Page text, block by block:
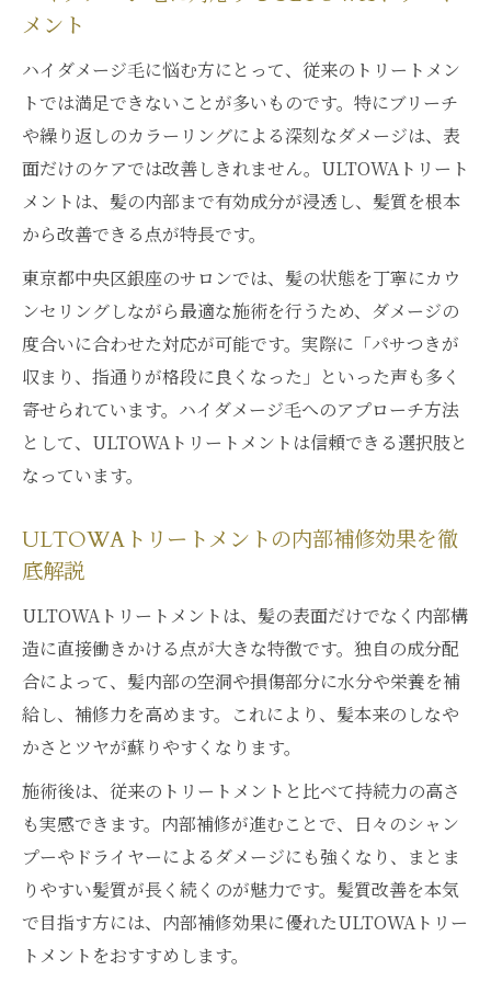
メント
ハイダメージ毛に悩む方にとって、従来のトリートメン
トでは満足できないことが多いものです。特にブリーチ
や繰り返しのカラーリングによる深刻なダメージは、表
面だけのケアでは改善しきれません。ULTOWAトリート
メントは、髪の内部まで有効成分が浸透し、髪質を根本
から改善できる点が特長です。
東京都中央区銀座のサロンでは、髪の状態を丁寧にカウ
ンセリングしながら最適な施術を行うため、ダメージの
度合いに合わせた対応が可能です。実際に「パサつきが
収まり、指通りが格段に良くなった」といった声も多く
寄せられています。ハイダメージ毛へのアプローチ方法
として、ULTOWAトリートメントは信頼できる選択肢と
なっています。
ULTOWAトリートメントの内部補修効果を徹
底解説
ULTOWAトリートメントは、髪の表面だけでなく内部構
造に直接働きかける点が大きな特徴です。独自の成分配
合によって、髪内部の空洞や損傷部分に水分や栄養を補
給し、補修力を高めます。これにより、髪本来のしなや
かさとツヤが蘇りやすくなります。
施術後は、従来のトリートメントと比べて持続力の高さ
も実感できます。内部補修が進むことで、日々のシャン
プーやドライヤーによるダメージにも強くなり、まとま
りやすい髪質が長く続くのが魅力です。髪質改善を本気
で目指す方には、内部補修効果に優れたULTOWAトリー
トメントをおすすめします。